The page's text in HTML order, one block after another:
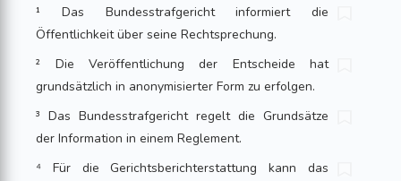
¹ Das Bundesstrafgericht informiert die
Öffentlichkeit über seine Rechtsprechung.
² Die Veröffentlichung der Entscheide hat
grundsätzlich in anonymisierter Form zu erfolgen.
³ Das Bundesstrafgericht regelt die Grundsätze
der Information in einem Reglement.
⁴ Für die Gerichtsberichterstattung kann das